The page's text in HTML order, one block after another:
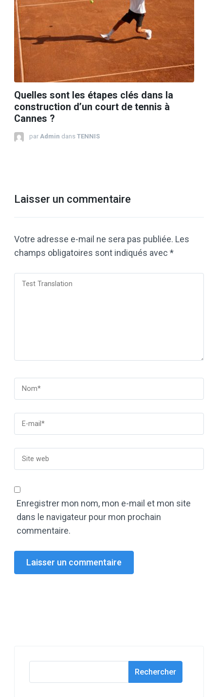
Quelles sont les étapes clés dans la
construction d’un court de tennis à
Cannes ?
par Admin dans TENNIS
Laisser un commentaire
Votre adresse e-mail ne sera pas publiée. Les
champs obligatoires sont indiqués avec *
Enregistrer mon nom, mon e-mail et mon site
dans le navigateur pour mon prochain
commentaire.
Rechercher